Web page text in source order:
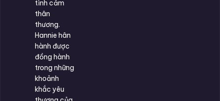
tình cảm
thân
thương.
Hannie hân
hành được
đồng hành
trong những
khoảnh
khắc yêu